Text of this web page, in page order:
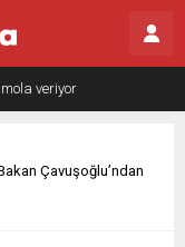
veriyor
Çavuşoğlu’ndan